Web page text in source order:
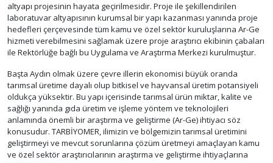
altyapı projesinin hayata geçirilmesidir. Proje ile şekillendirilen
laboratuvar altyapısının kurumsal bir yapı kazanması yanında proje
hedefleri çerçevesinde tüm kamu ve özel sektör kuruluşlarına Ar-Ge
hizmeti verebilmesini sağlamak üzere proje araştırıcı ekibinin çabaları
ile Rektörlüğe bağlı bu Uygulama ve Araştırma Merkezi kurulmuştur.
Başta Aydın olmak üzere çevre illerin ekonomisi büyük oranda
tarımsal üretime dayalı olup bitkisel ve hayvansal üretim potansiyeli
oldukça yüksektir. Bu yapı içerisinde tarımsal ürün miktar, kalite ve
sağlığı yanında gıda üretim ve işleme yöntem ve teknolojileri
anlamında önemli bir araştırma ve geliştirme (Ar-Ge) ihtiyacı söz
konusudur. TARBİYOMER, ilimizin ve bölgemizin tarımsal üretimini
geliştirmeyi ve mevcut sorunlarına çözüm üretmeyi amaçlayan kamu
ve özel sektör araştırıcılarının araştırma ve geliştirme ihtiyaçlarına